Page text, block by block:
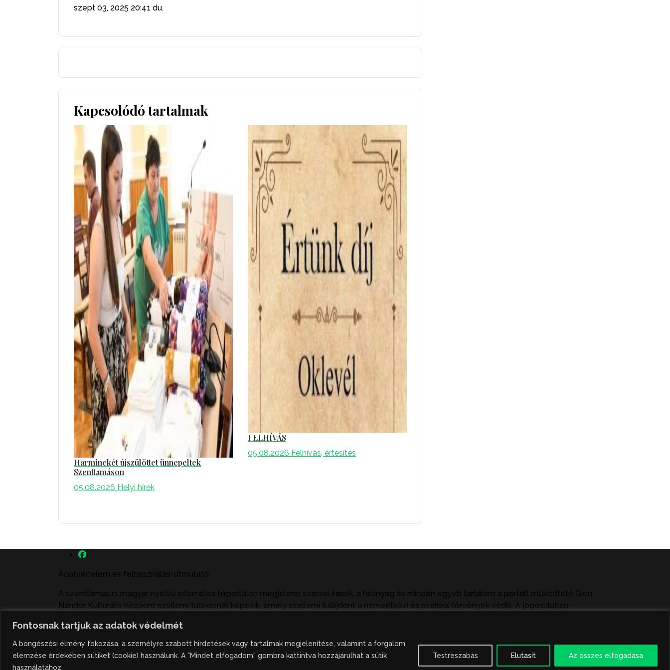
Fontosnak tartjuk az adatok védelmét
A böngészési élmény fokozása, a személyre szabott hirdetések vagy tartalmak megjelenítése, valamint a forgalom
elemzése érdekében sütiket (cookie) használunk. A "Mindet elfogadom" gombra kattintva hozzájárulhat a sütik
használatához.
Testreszabás Elutasít Az összes elfogadása
szept 03, 2025 20:41 du.
Kapcsolódó tartalmak
Harminckét újszülöttet ünnepeltek
Szenttamáson
05.08.2026 Helyi hírek
FELHÍVÁS
05.08.2026 Felhívás, értesítés
Adatvédelem és felhasználási útmutató:
A szenttamás.rs magyar nyelvű internetes hírportálon megjelenő szerzői írások, a híranyag és minden egyéb tartalom a portált működtető Gion
Nándor Kulturális Központ szellemi tulajdonát képezik, amely szellemi tulajdont a nemzetközi és szerbiai törvények védik. A jogosulatlan
illetve közzétett fotók átvétele kizárólag csak hivatkozással, illetve a forrás megjelölésével lehetséges.
Hivatkozás formája: szenttamas.rs